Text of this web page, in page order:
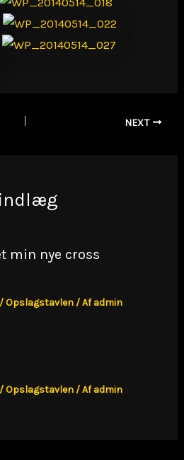
NEXT
indlæg
min nye cross
/Opslagstavlen/ Afadmin
/Opslagstavlen/ Afadmin